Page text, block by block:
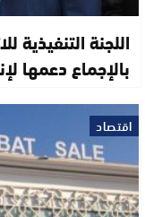
اللجنة التنفيذية
بالإجماع دعمها
اقتصاد